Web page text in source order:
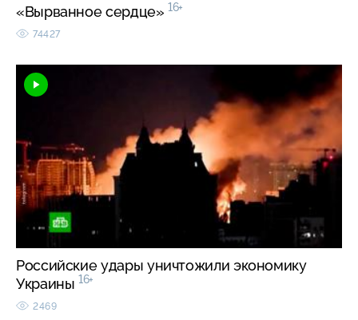
«Вырванное сердце» 16+
74427
Российские удары уничтожили экономику
Украины 16+
2469